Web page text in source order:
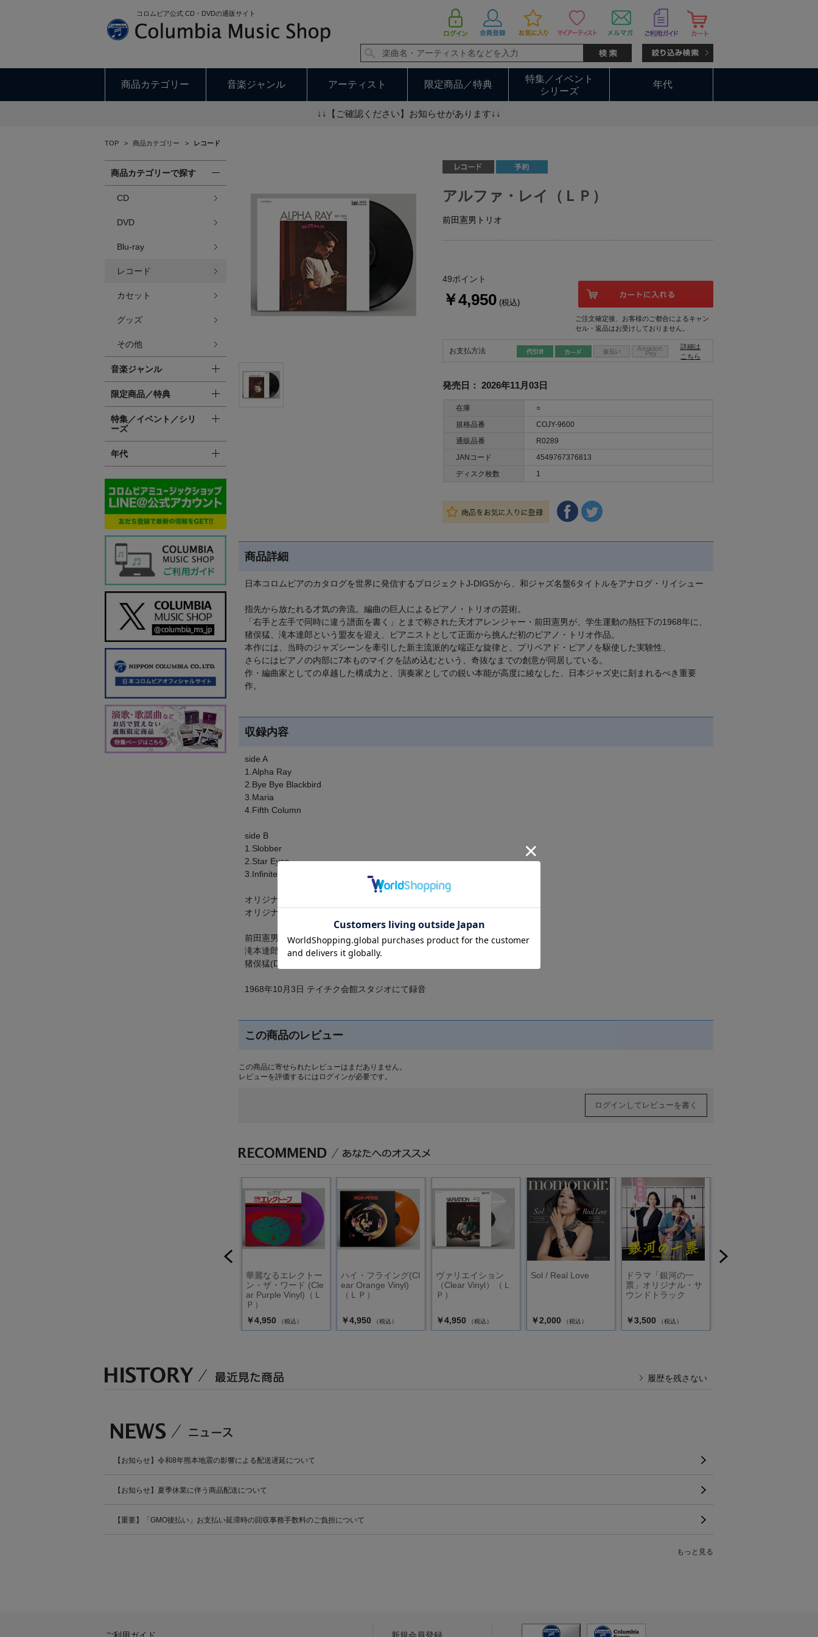
コロムビア公式 CD・DVDの通販サイト
商品カテゴリー 音楽ジャンル アーティスト 限定商品／特典
特集／イベント
シリーズ
年代
↓↓【ご確認ください】お知らせがあります↓↓
TOP > 商品カテゴリー > レコード
アルファ・レイ（ＬＰ）
前田憲男トリオ
49ポイント
￥4,950 (税込)
ご注文確定後、お客様のご都合によるキャン
セル・返品はお受けしておりません。
お支払方法
詳細は
こちら
発売日： 2026年11月03日
在庫
○
規格品番
COJY-9600
通販品番
R0289
JANコード
4549767376813
ディスク枚数
1
商品詳細
日本コロムビアのカタログを世界に発信するプロジェクトJ-DIGSから、和ジャズ名盤6タイトルをアナログ・リイシュー
指先から放たれる才気の奔流。編曲の巨人によるピアノ・トリオの芸術。
「右手と左手で同時に違う譜面を書く」とまで称された天才アレンジャー・前田憲男が、学生運動の熱狂下の1968年に、
猪俣猛、滝本達郎という盟友を迎え、ピアニストとして正面から挑んだ初のピアノ・トリオ作品。
本作には、当時のジャズシーンを牽引した新主流派的な端正な旋律と、プリペアド・ピアノを駆使した実験性、
さらにはピアノの内部に7本ものマイクを詰め込むという、奇抜なまでの創意が同居している。
作・編曲家としての卓越した構成力と、演奏家としての鋭い本能が高度に綾なした、日本ジャズ史に刻まれるべき重要
作。
収録内容
side A
1.Alpha Ray
2.Bye Bye Blackbird
3.Maria
4.Fifth Column
side B
1.Slobber
2.Star Eyes
3.Infinite
オリジナル・リリース：1969/2/10
オリジナルLP番号：XMS-10009
前田憲男(Piano)
滝本達郎(Bass)
猪俣猛(Drums)
1968年10月3日 テイチク会館スタジオにて録音
この商品のレビュー
この商品に寄せられたレビューはまだありません。
レビューを評価するには ログインが必要です。
ログインしてレビューを書く
華麗なるエレクトー
ン・ザ・ワード (Cle
ar Purple Vinyl)（Ｌ
Ｐ）
￥4,950
（税込）
ハイ・フライング(Cl
ear Orange Vinyl)
（ＬＰ）
￥4,950 （税込）
ヴァリエイション
（Clear Vinyl）（Ｌ
Ｐ）
￥4,950 （税込）
Sol / Real Love
￥2,000 （税込）
ドラマ「銀河の一
票」オリジナル・サ
ウンドトラック
￥3,500 （税込）
商品カテゴリーで探す
CD
DVD
Blu-ray
レコード
カセット
グッズ
その他
音楽ジャンル
限定商品／特典
特集／イベント／シリ
ーズ
年代
履歴を残さない
【お知らせ】令和8年熊本地震の影響による配送遅延について
【お知らせ】夏季休業に伴う商品配送について
【重要】「GMO後払い」お支払い延滞時の回収事務手数料のご負担について
もっと見る
ご利用ガイド 新規会員登録